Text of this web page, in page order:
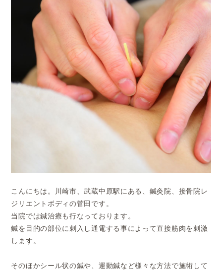
こんにちは。川崎市、武蔵中原駅にある、鍼灸院、接骨院レ
ジリエントボディの菅田です。
当院では鍼治療も行なっております。
鍼を目的の部位に刺入し通電する事によって直接筋肉を刺激
します。
そのほかシール状の鍼や、運動鍼など様々な方法で施術して